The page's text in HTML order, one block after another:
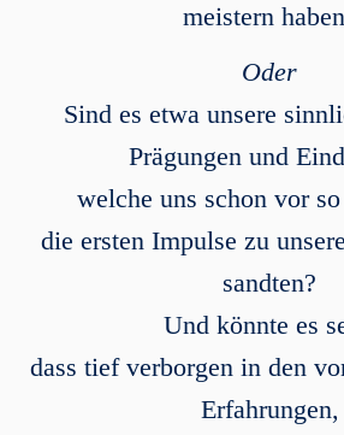
meistern
Oder
Sind es etwa unsere
Prägungen und
welche uns schon vor
die ersten Impulse zu
sandten?
Und könnte es
dass tief verborgen in den
Erfahrungen,